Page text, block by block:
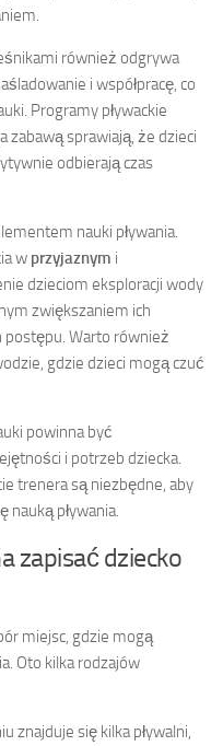
również odgrywa
i współpracę, co
Programy pływackie
zabawą sprawiają, że dzieci
odbierają czas
nauki pływania.
w przyjaznym i
dzieciom eksploracji wody
zwiększaniem ich
postępu. Warto również
gdzie dzieci mogą czuć
powinna być
i potrzeb dziecka.
trenera są niezbędne, aby
nauką pływania.
zapisać dziecko
miejsc, gdzie mogą
Oto kilka rodzajów
znajduje się kilka pływalni,